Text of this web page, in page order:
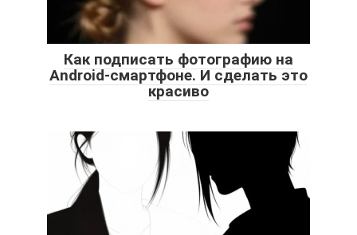
Как подписать фотографию на
Android-смартфоне. И сделать это
красиво